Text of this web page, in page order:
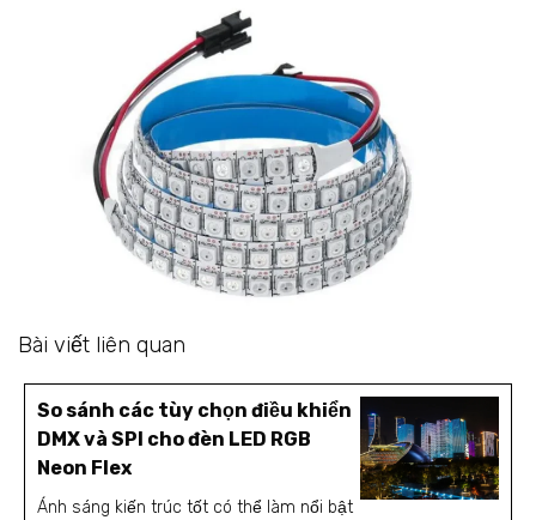
Bài viết liên quan
So sánh các tùy chọn điều khiển
DMX và SPI cho đèn LED RGB
Neon Flex
Ánh sáng kiến trúc tốt có thể làm nổi bật